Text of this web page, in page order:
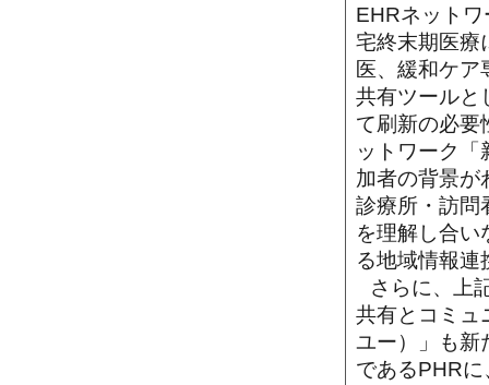
EHRネット
宅終末期医療
医、緩和ケ
共有ツールと
て刷新の必要
ットワーク
加者の背景が
診療所・訪問
を理解し合い
る地域情報連
さらに、上
共有とコミュ
ユー）」も新
であるPHR